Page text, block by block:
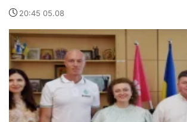
20:45 05.08